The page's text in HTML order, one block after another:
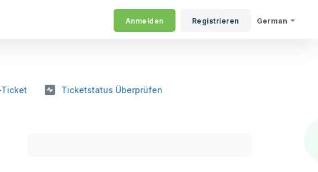
German
Anmelden Registrieren
Ticketstatus Überprüfen